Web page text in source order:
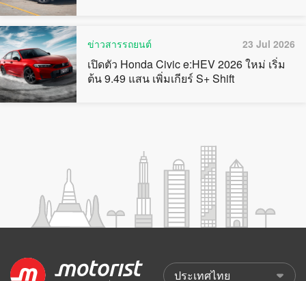
ข่าวสารรถยนต์ 23 Jul 2026
เปิดตัว Honda Civic e:HEV 2026 ใหม่ เริ่ม
ต้น 9.49 แสน เพิ่มเกียร์ S+ Shift